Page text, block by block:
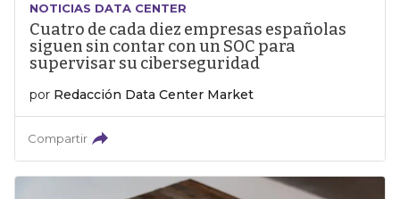
NOTICIAS DATA CENTER
Cuatro de cada diez empresas españolas
siguen sin contar con un SOC para
supervisar su ciberseguridad
por Redacción Data Center Market
Compartir